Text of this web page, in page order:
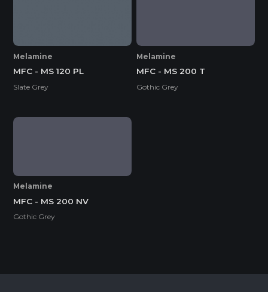
Melamine
MFC - MS 120 PL
Slate Grey
Melamine
MFC - MS 200 T
Gothic Grey
Melamine
MFC - MS 200 NV
Gothic Grey